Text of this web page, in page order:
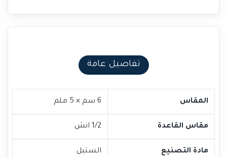
تفاصيل عامة
المقاس 6 سم × 5 ملم
مقاس القاعدة 1/2 انش
مادة التصنيع الستيل